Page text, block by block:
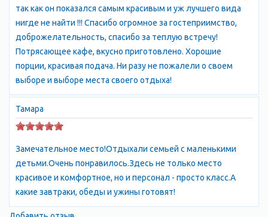
остатки естественного леса, который сохранился по сей день
на склонах скалистого мыса Плака. Центром парка считается
административный корпус санатория Утес, с ярко-оранжевой
крышей. Здание построено в 1907 году по проекту
архитектора П.Н. Краснова, тогда это было имение князей
Гагариных. Трехэтажное здание с островерхой крышей,
напоминает настоящий замок. От замка можно спуститься в
парк, а можно подняться на мыс Плака. Рекомендуем сначала
откроются удивительные по красоте пейзажи. Слева - все
восточное побережье Крыма, от горы Кастель до мыса
Меганом, справа - бухты Утеса и Партенита, которые замыкает
громада горы Аю-Даг. Вверху на мысе преобладает хвойная
растительность, а если Вы решитесь немного полазить по его
так как он показался самым красивым и уж лучшего вида
нигде не найти !!! Спасибо огромное за гостеприимство,
доброжелательность, спасибо за теплую встречу!
Потрясающее кафе, вкусно приготовлено. Хорошие
порции, красивая подача. Ни разу не пожалели о своем
выборе и выборе места своего отдыха!
Тамара
Замечательное место!Отдыхали семьей с маленькими
детьми.Очень понравилось.Здесь не только место
красивое и комфортное, но и персонал - просто класс.А
какие завтраки, обеды и ужины готовят!